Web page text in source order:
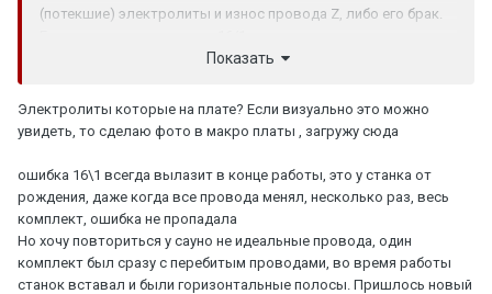
(потекшие) электролиты и износ провода Z, либо его брак.
Показать
Электролиты которые на плате? Если визуально это можно
увидеть, то сделаю фото в макро платы , загружу сюда
ошибка 16\1 всегда вылазит в конце работы, это у станка от
рождения, даже когда все провода менял, несколько раз, весь
комплект, ошибка не пропадала
Но хочу повториться у сауно не идеальные провода, один
комплект был сразу с перебитым проводами, во время работы
станок вставал и были горизонтальные полосы. Пришлось новый